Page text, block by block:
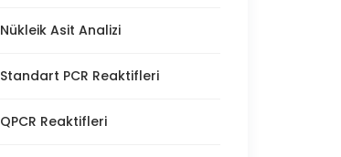
Nükleik Asit Analizi
Standart PCR Reaktifleri
QPCR Reaktifleri